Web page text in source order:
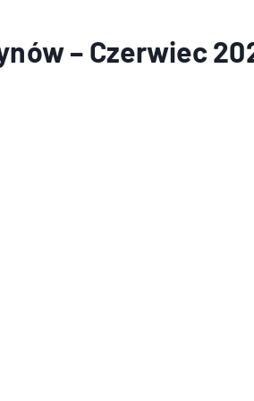
– Czerwiec